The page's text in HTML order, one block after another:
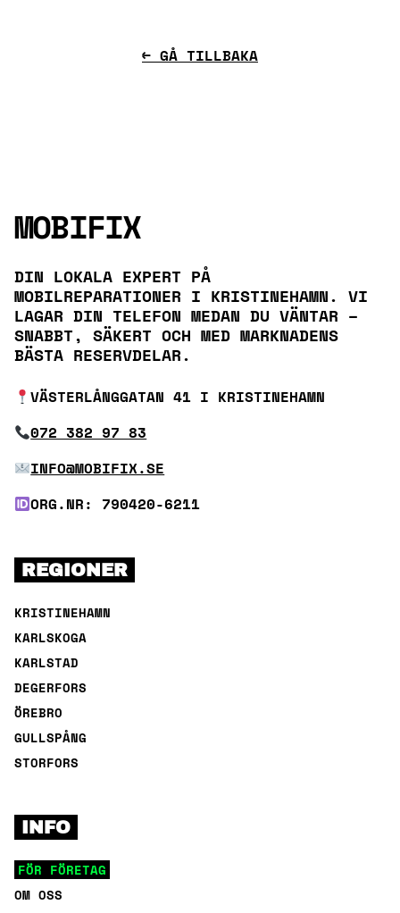
← GÅ TILLBAKA
MOBIFIX
DIN LOKALA EXPERT PÅ
MOBILREPARATIONER I KRISTINEHAMN. VI
LAGAR DIN TELEFON MEDAN DU VÄNTAR –
SNABBT, SÄKERT OCH MED MARKNADENS
BÄSTA RESERVDELAR.
VÄSTERLÅNGGATAN 41 I KRISTINEHAMN
072 382 97 83
INFO@MOBIFIX.SE
ORG.NR: 790420-6211
REGIONER
KRISTINEHAMN
KARLSKOGA
KARLSTAD
DEGERFORS
ÖREBRO
GULLSPÅNG
STORFORS
INFO
FÖR FÖRETAG
OM OSS